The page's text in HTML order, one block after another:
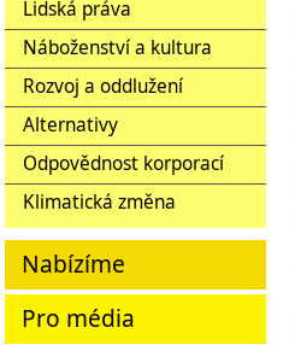
Lidská práva
Náboženství a kultura
Rozvoj a oddlužení
Alternativy
Odpovědnost korporací
Klimatická změna
Nabízíme
Pro média